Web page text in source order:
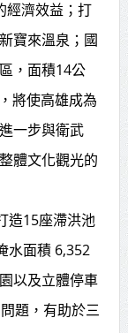
經濟效益；打
寶來溫泉；國
，面積14公
將使高雄成為
一步與衛武
體文化觀光的
造15座滯洪池
水面積 6,352
以及立體停車
題，有助於三